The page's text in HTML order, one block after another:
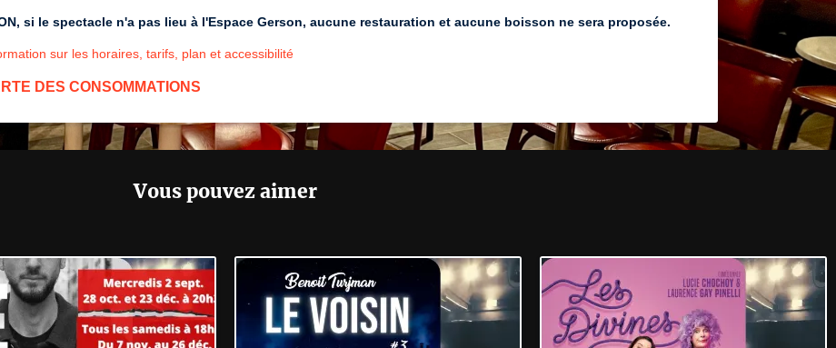
Vous pouvez aimer
si le spectacle n'a pas lieu à l'Espace Gerson, aucune restauration et aucune boisson ne sera proposée.
sur les horaires, tarifs, plan et accessibilité
DES CONSOMMATIONS